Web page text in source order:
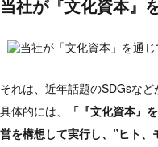
当社が『文化資本』
それは、近年話題のSDGsなど
具体的には、
「『文化資本』
営を構想して実行し、”ヒト、